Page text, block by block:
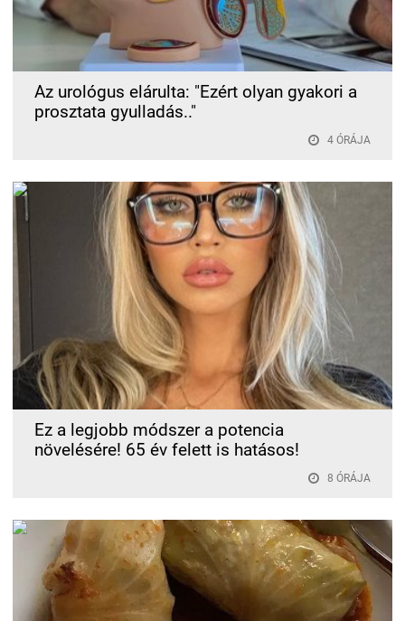
Az urológus elárulta: "Ezért olyan gyakori a
prosztata gyulladás.."
4 ÓRÁJA
Ez a legjobb módszer a potencia
növelésére! 65 év felett is hatásos!
8 ÓRÁJA